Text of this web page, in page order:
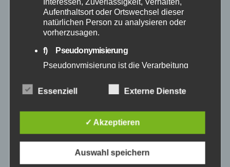
Juli 2025
Juni 2025
Interessen, Zuverlässigkeit, Verhalten,
Aufenthaltsort oder Ortswechsel dieser
natürlichen Person zu analysieren oder
vorherzusagen.
f) Pseudonymisierung
Pseudonymisierung ist die Verarbeitung
auf welche die personenbezogenen Daten
ohne Hinzuziehung zusätzlicher
betroffenen Person zugeordnet werden
können, sofern diese zusätzlichen
Informationen gesondert aufbewahrt werden
und technischen und organisatorischen
Maßnahmen unterliegen, die gewährleisten,
Essenziell Externe Dienste
✓ Akzeptieren
Auswahl speichern